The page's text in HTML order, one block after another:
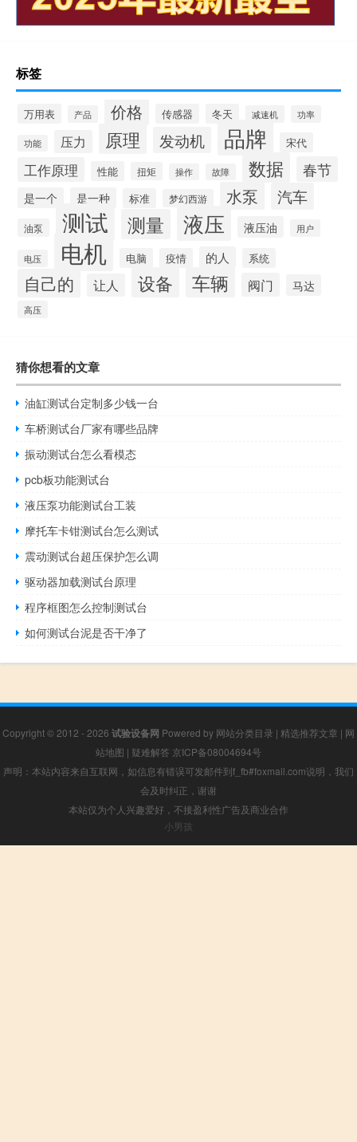
标签
万用表 产品 价格 传感器 冬天 减速机 功率
功能 压力 原理 发动机 品牌 宋代
工作原理 性能 扭矩 操作 故障 数据 春节
是一个 是一种 标准 梦幻西游 水泵 汽车
油泵 测试 测量 液压 液压油 用户
电压 电机 电脑 疫情 的人 系统
自己的 让人 设备 车辆 阀门 马达
高压
猜你想看的文章
油缸测试台定制多少钱一台
车桥测试台厂家有哪些品牌
振动测试台怎么看模态
pcb板功能测试台
液压泵功能测试台工装
摩托车卡钳测试台怎么测试
震动测试台超压保护怎么调
驱动器加载测试台原理
程序框图怎么控制测试台
如何测试台泥是否干净了
Copyright © 2012 - 2026 试验设备网 Powered by 网站分类目录 | 精选推荐文章 | 网
站地图 | 疑难解答 京ICP备08004694号
声明：本站内容来自互联网，如信息有错误可发邮件到f_fb#foxmail.com说明，我们
会及时纠正，谢谢
本站仅为个人兴趣爱好，不接盈利性广告及商业合作
小男孩